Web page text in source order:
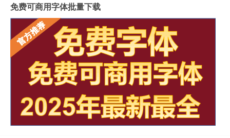
免费可商用字体批量下载